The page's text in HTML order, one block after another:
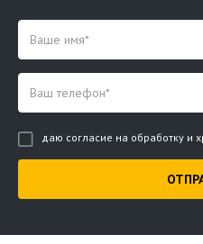
даю согласие на обработку и